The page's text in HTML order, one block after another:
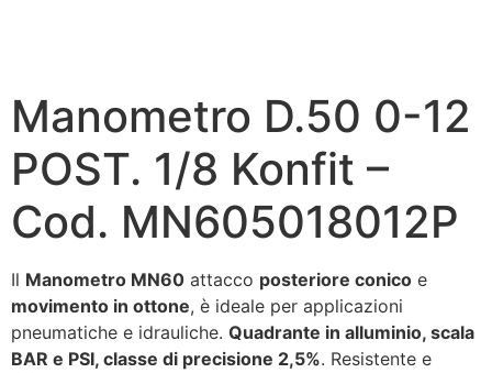
Manometro D.50 0-12
POST. 1/8 Konfit –
Cod. MN605018012P
Il Manometro MN60 attacco posteriore conico e
movimento in ottone, è ideale per applicazioni
pneumatiche e idrauliche. Quadrante in alluminio, scala
BAR e PSI, classe di precisione 2,5%. Resistente e